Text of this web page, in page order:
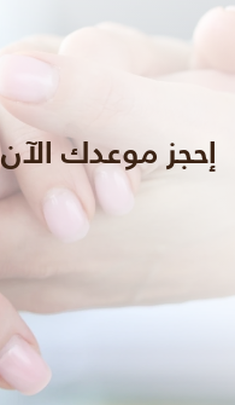
إحجز موعدك الآن